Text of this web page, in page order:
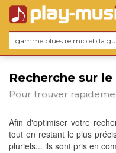
Recherche sur
Pour trouver
Afin d'optimiser votre
tout en restant le plus
pluriels... ils sont pris en